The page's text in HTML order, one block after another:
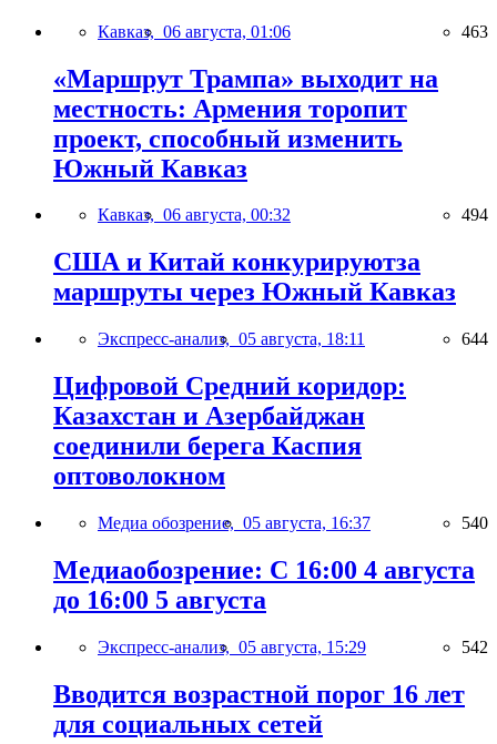
Кавказ, 06 августа, 01:06 463
«Маршрут Трампа» выходит на
местность: Армения торопит
проект, способный изменить
Южный Кавказ
Кавказ, 06 августа, 00:32 494
США и Китай конкурируютза
маршруты через Южный Кавказ
Экспресс-анализ, 05 августа, 18:11 644
Цифровой Средний коридор:
Казахстан и Азербайджан
соединили берега Каспия
оптоволокном
Медиа обозрение, 05 августа, 16:37 540
Медиаобозрение: С 16:00 4 августа
до 16:00 5 августа
Экспресс-анализ, 05 августа, 15:29 542
Вводится возрастной порог 16 лет
для социальных сетей